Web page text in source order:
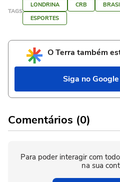
TAGS
LONDRINA CRB
ESPORTES
O Terra também
Siga no
Comentários (0)
Para poder interagir com
na sua